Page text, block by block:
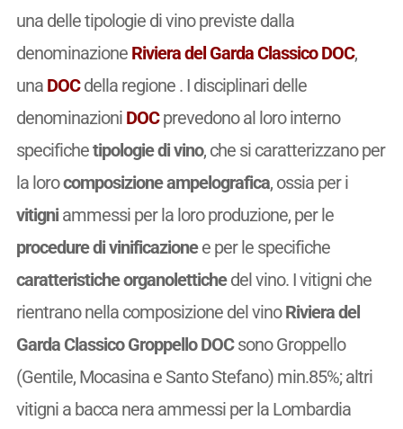
una delle tipologie di vino previste dalla
denominazione Riviera del Garda Classico DOC,
una DOCdella regione . I disciplinari delle
denominazioni DOCprevedono al loro interno
specifichetipologie di vino, che si caratterizzano per
la lorocomposizione ampelografica, ossia per i
vitigniammessi per la loro produzione, per le
procedure di vinificazionee per le specifiche
caratteristiche organolettichedel vino. I vitigni che
rientrano nella composizione del vinoRiviera del
Garda Classico Groppello DOCsono Groppello
(Gentile, Mocasina e Santo Stefano) min.85%; altri
vitigni a bacca nera ammessi per la Lombardia